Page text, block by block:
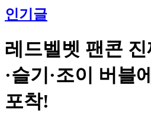
인기글
레드벨벳 팬콘
·슬기·조이 버블
포착!